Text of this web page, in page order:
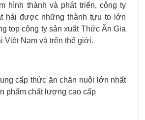
hình thành và phát triển, công ty
hái được những thành tựu to lớn
top công ty sản xuất Thức Ăn Gia
Việt Nam và trên thế giới.
cấp thức ăn chăn nuôi lớn nhất
phẩm chất lượng cao cấp